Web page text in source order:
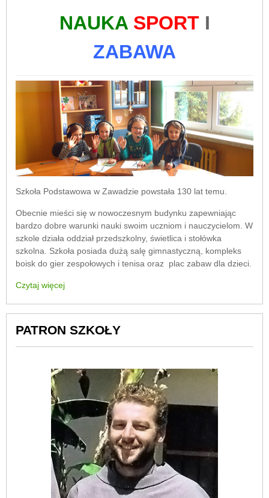
NAUKA SPORTI
ZABAWA
Szkoła Podstawowa w Zawadzie powstała 130 lat temu.
Obecnie mieści się w nowoczesnym budynku zapewniając
bardzo dobre warunki nauki swoim uczniom i nauczycielom. W
szkole działa oddział przedszkolny, świetlica i stołówka
szkolna. Szkoła posiada dużą salę gimnastyczną, kompleks
boisk do gier zespołowych i tenisa oraz plac zabaw dla dzieci.
Czytaj więcej
PATRON SZKOŁY